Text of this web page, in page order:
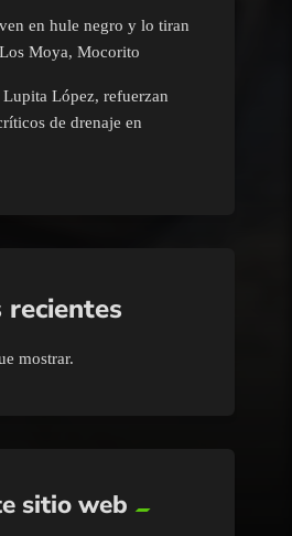
en hule negro y lo tiran
Moya, Mocorito
Lupita López, refuerzan
de drenaje en
recientes
mostrar.
sitio web